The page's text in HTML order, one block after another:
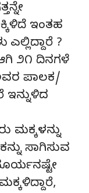
ಇಂತಹ
?
೨೧ ದಿನಗಳೆ
ಪಾಲಕ/
ಇನ್ನುಳಿದ
ಮಕ್ಕಳನ್ನು
ಸಾಗಿಸುವ